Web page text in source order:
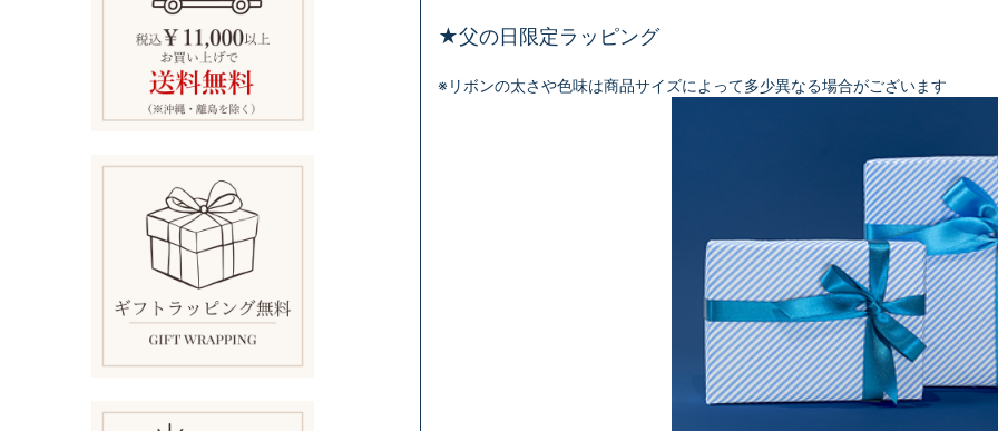
★父の日限定ラッピング
※リボンの太さや色味は商品サイズによって多少異なる場合がございます